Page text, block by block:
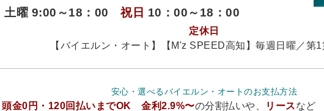
土曜 9:00～18：00祝日 10：00～18：00
定休日
【バイエルン・オート】【M'z SPEED高知】毎週日曜／第1
安心・選べるバイエルン・オートのお支払方法
頭金0円・120回払いまでOK 金利2.9%〜の分割払いや、 リースなど